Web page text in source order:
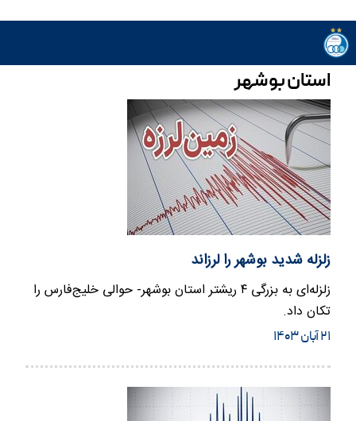
استان بوشهر
زلزله شدید بوشهر را لرزاند
زلزله‌ای به بزرگی ۴ ریشتر استان بوشهر- حوالی خلیج‌فارس را
تکان داد.
۲۱ آبان ۱۴۰۳